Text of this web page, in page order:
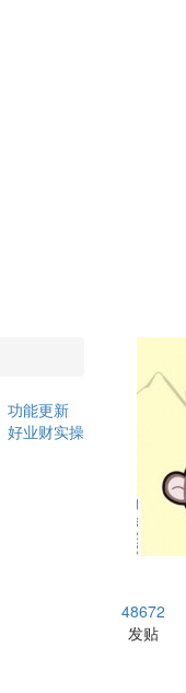
功能更新
好业财实操
48672
发贴